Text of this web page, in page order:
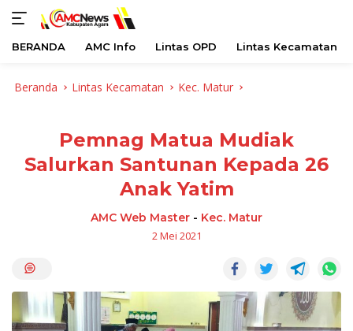
BERANDA AMC Info Lintas OPD Lintas Kecamatan
Beranda Lintas Kecamatan Kec. Matur
Pemnag Matua Mudiak
Salurkan Santunan Kepada 26
Anak Yatim
AMC Web Master - Kec. Matur
2 Mei 2021